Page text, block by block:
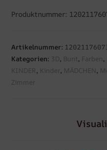
Produktnummer:
Artikelnummer:
Kategorien: 3D , Bunt, Farben ,
KINDER, Kinder, MÄDCHEN ,
Zimmer